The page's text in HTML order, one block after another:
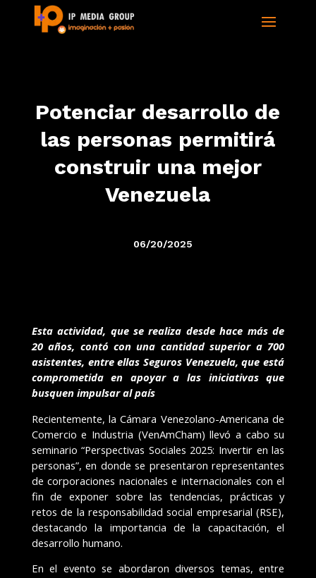
Potenciar desarrollo de
las personas permitirá
construir una mejor
Venezuela
06/20/2025
Esta actividad, que se realiza desde hace más de
20 años, contó con una cantidad superior a 700
asistentes, entre ellas Seguros Venezuela, que está
comprometida en apoyar a las iniciativas que
busquen impulsar al país
Recientemente, la Cámara Venezolano-Americana de
Comercio e Industria (VenAmCham) llevó a cabo su
seminario “Perspectivas Sociales 2025: Invertir en las
personas”, en donde se presentaron representantes
de corporaciones nacionales e internacionales con el
fin de exponer sobre las tendencias, prácticas y
retos de la responsabilidad social empresarial (RSE),
destacando la importancia de la capacitación, el
desarrollo humano.
En el evento se abordaron diversos temas, entre